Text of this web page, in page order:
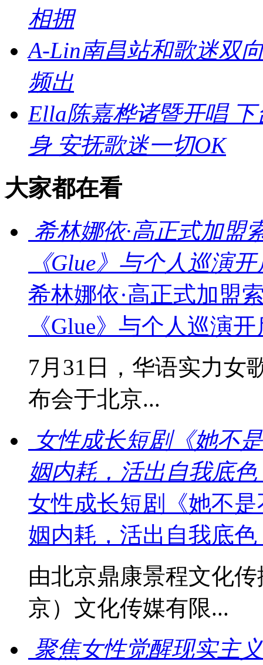
相拥
A-Lin南昌站和歌迷双
频出
Ella陈嘉桦诸暨开唱
身 安抚歌迷一切OK
大家都在看
希林娜依·高正式加盟
《Glue》与个人巡演
希林娜依·高正式加盟
《Glue》与个人巡演
7月31日，华语实力女
布会于北京...
女性成长短剧《她不
姻内耗，活出自我底色
女性成长短剧《她不
姻内耗，活出自我底色
由北京鼎康景程文化
京）文化传媒有限...
聚焦女性觉醒现实主